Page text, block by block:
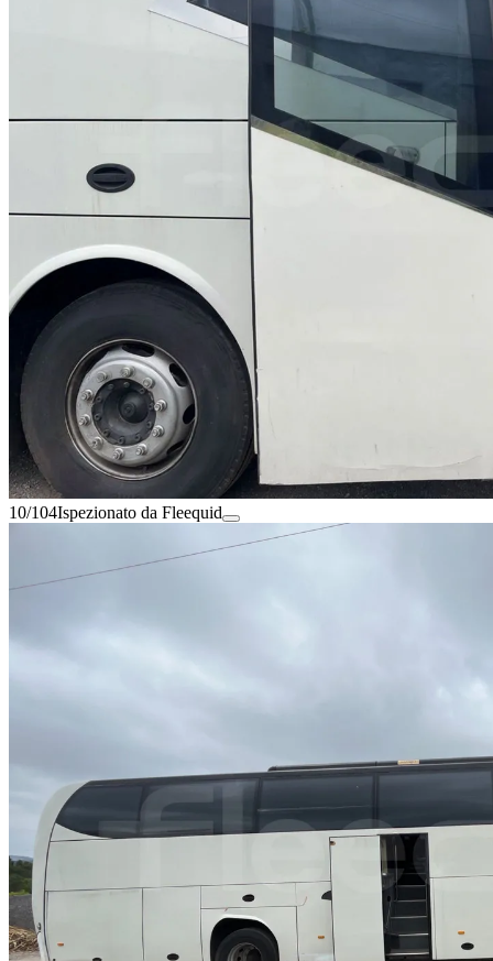
10/104Ispezionato da Fleequid